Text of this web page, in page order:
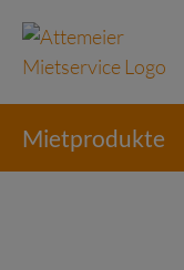
Mietprodukte